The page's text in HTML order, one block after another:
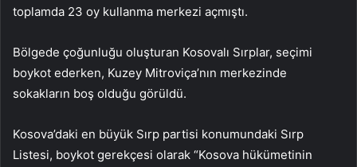
toplamda 23 oy kullanma merkezi açmıştı.
Bölgede çoğunluğu oluşturan Kosovalı Sırplar, seçimi
boykot ederken, Kuzey Mitroviça’nın merkezinde
sokakların boş olduğu görüldü.
Kosova’daki en büyük Sırp partisi konumundaki Sırp
Listesi, boykot gerekçesi olarak “Kosova hükümetinin